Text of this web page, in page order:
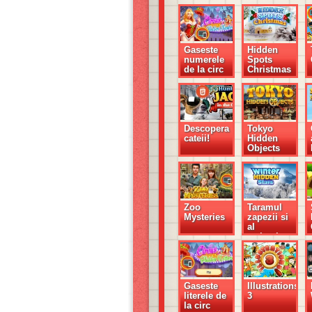
Gaseste
numerele
de la circ
Hidden
Spots
Christmas
Descopera
cateii!
Tokyo
Hidden
Objects
Zoo
Mysteries
Taramul
zapezii si
al
stelutelor
Gaseste
literele de
la circ
Illustrations
3